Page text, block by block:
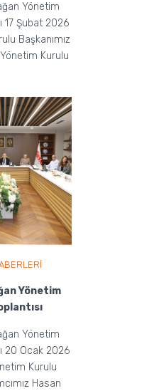
Yönetim
17 Şubat 2026
Başkanımız
Kurulu
Yönetim
Yönetim
20 Ocak 2026
Kurulu
Hasan